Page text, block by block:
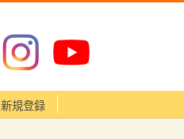
新規登録